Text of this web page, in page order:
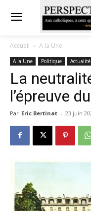
Accueil A la Une
A la Une Politique
La
l’épreuve
Par Eric Bertinat - 23 juin